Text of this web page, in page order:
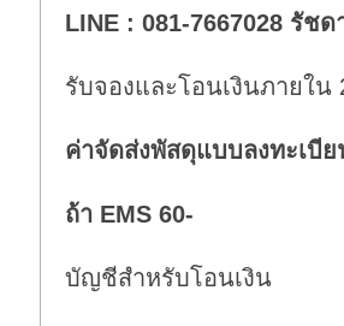
LINE : 081-7667028 รัชด
รับจองและโอนเงินภายใน
ค่าจัดส่งพัสดุแบบลงทะเบีย
ถ้า EMS 60-
บัญชีสำหรับโอนเงิน